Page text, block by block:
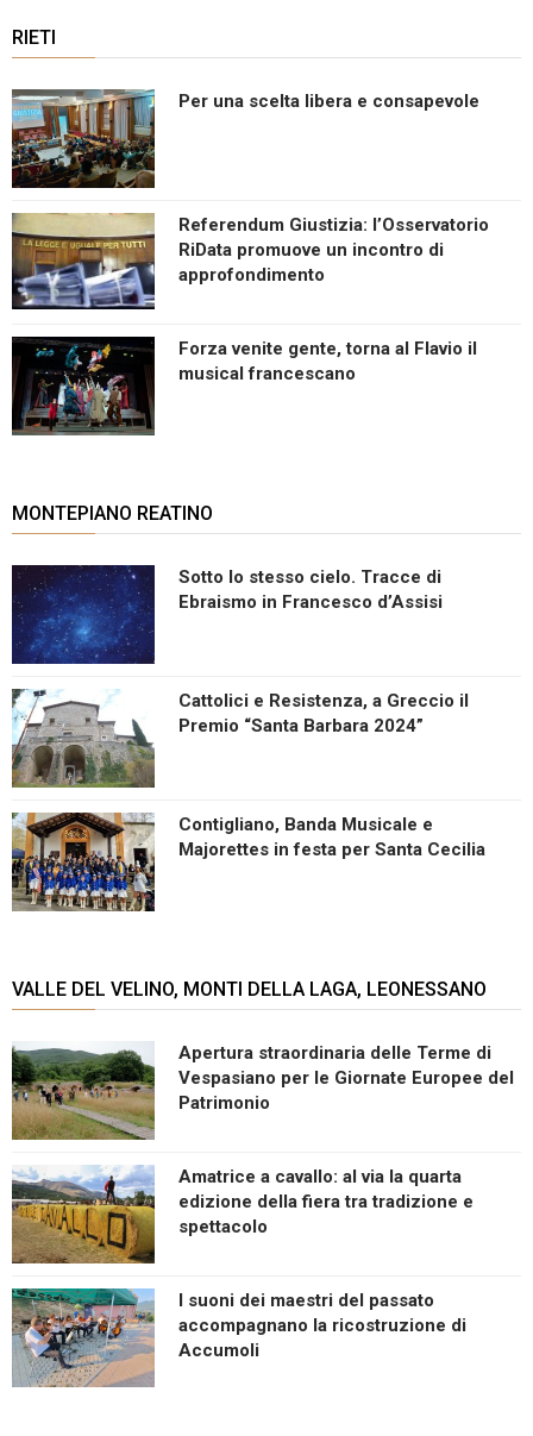
RIETI
Per una scelta libera e consapevole
Referendum Giustizia: l’Osservatorio
RiData promuove un incontro di
approfondimento
Forza venite gente, torna al Flavio il
musical francescano
MONTEPIANO REATINO
Sotto lo stesso cielo. Tracce di
Ebraismo in Francesco d’Assisi
Cattolici e Resistenza, a Greccio il
Premio “Santa Barbara 2024”
Contigliano, Banda Musicale e
Majorettes in festa per Santa Cecilia
VALLE DEL VELINO, MONTI DELLA LAGA, LEONESSANO
Apertura straordinaria delle Terme di
Vespasiano per le Giornate Europee del
Patrimonio
Amatrice a cavallo: al via la quarta
edizione della fiera tra tradizione e
spettacolo
I suoni dei maestri del passato
accompagnano la ricostruzione di
Accumoli